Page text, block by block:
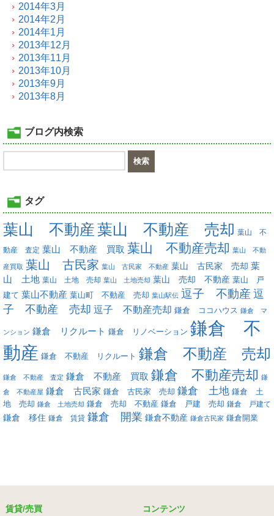
2014年3月
2014年2月
2014年1月
2013年12月
2013年11月
2013年10月
2013年9月
2013年8月
ブログ内検索
タグ
葉山 不動産葉山 不動産 売却 葉山 不
動産 査定 葉山 不動産 買取 葉山 不動産売却 葉山 不動
産買取 葉山 古民家 葉山 古民家 不動産 葉山 古民家 売却 葉
山 土地 葉山 土地 売却 葉山 土地売却 葉山 売却 不動産 葉山 戸
建て 葉山不動産 葉山町 不動産 売却 葉山駅伝 逗子 不動産 逗
子 不動産 売却 逗子 不動産売却 鎌倉 ココハウス 鎌倉 マ
ンション 鎌倉 リクルート 鎌倉 リノベーション 鎌倉 不
動産 鎌倉 不動産 リクルート 鎌倉 不動産 売却
鎌倉 不動産 査定 鎌倉 不動産 買取 鎌倉 不動産売却 鎌
倉 不動産屋 鎌倉 古民家 鎌倉 古民家 売却 鎌倉 土地 鎌倉 土
地 売却 鎌倉 土地売却 鎌倉 売却 不動産 鎌倉 戸建 売却 鎌倉 戸建て
鎌倉 移住 鎌倉 賃貸 鎌倉 開業 鎌倉不動産 鎌倉古民家 鎌倉開業
賃貸/売買 コンテンツ